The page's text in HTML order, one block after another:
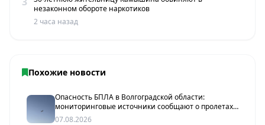
незаконном обороте наркотиков
2 часа назад
Похожие новости
Опасность БПЛА в Волгоградской области:
мониторинговые источники сообщают о пролетах
беспилотников
07.08.2026